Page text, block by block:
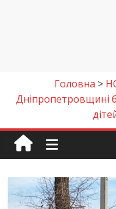
Головна >
Дніпропетровщині